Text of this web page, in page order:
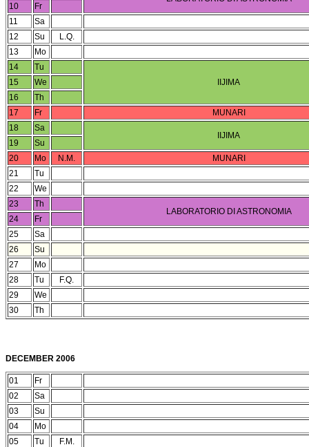
10
Fr
11
Sa
12
Su
L.Q.
13
Mo
14
Tu
IIJIMA
15
We
16
Th
17
Fr
MUNARI
18
Sa
IIJIMA
19
Su
20
Mo N.M.
MUNARI
21
Tu
22
We
23
Th
LABORATORIO DI ASTRONOMIA
24
Fr
25
Sa
26
Su
27
Mo
28
Tu
F.Q.
29
We
30
Th
DECEMBER 2006
01
Fr
02
Sa
03
Su
04
Mo
05
Tu
F.M.